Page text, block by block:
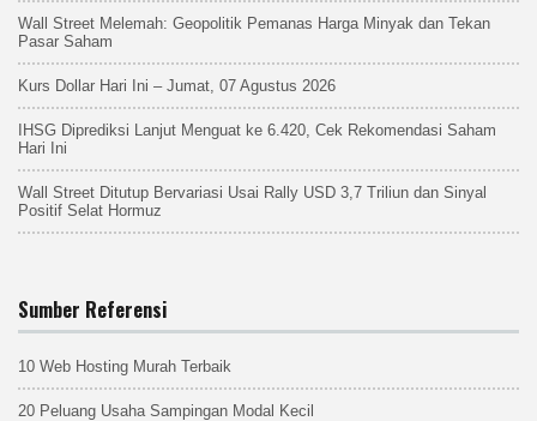
Wall Street Melemah: Geopolitik Pemanas Harga Minyak dan Tekan
Pasar Saham
Kurs Dollar Hari Ini – Jumat, 07 Agustus 2026
IHSG Diprediksi Lanjut Menguat ke 6.420, Cek Rekomendasi Saham
Hari Ini
Wall Street Ditutup Bervariasi Usai Rally USD 3,7 Triliun dan Sinyal
Positif Selat Hormuz
Sumber Referensi
10 Web Hosting Murah Terbaik
20 Peluang Usaha Sampingan Modal Kecil